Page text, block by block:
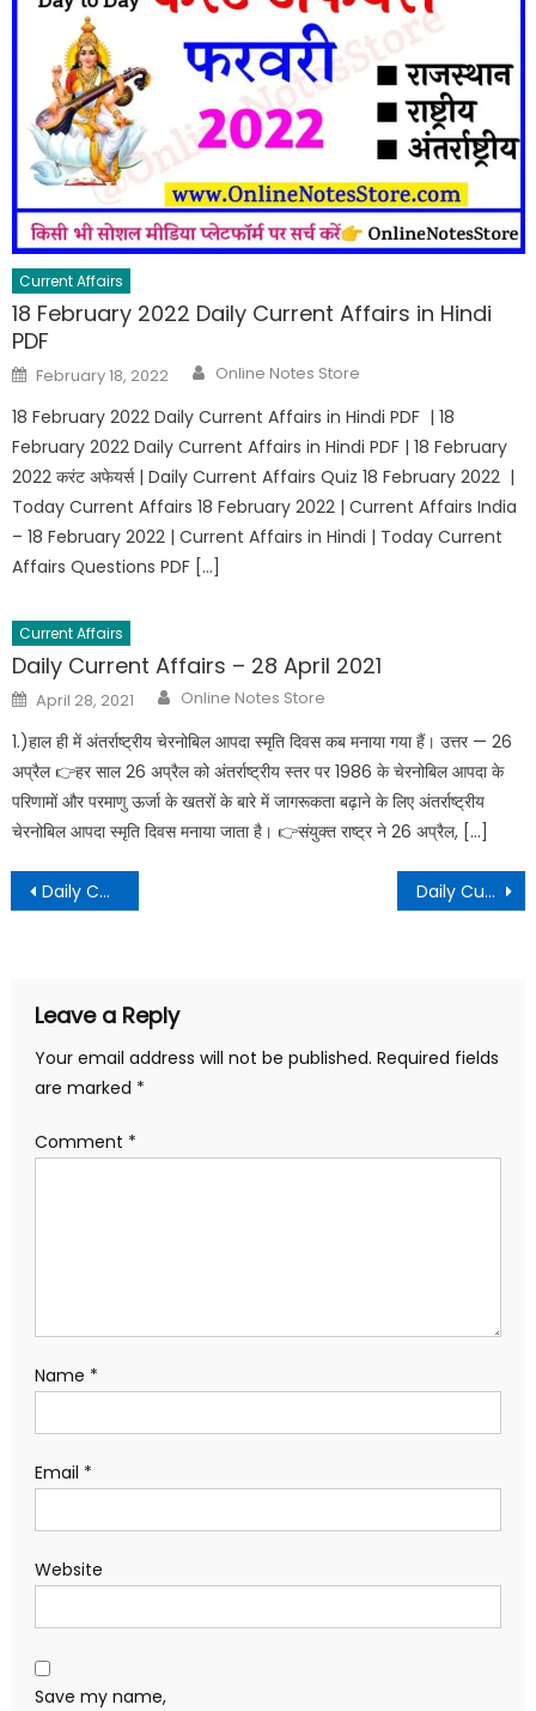
Current Affairs
18 February 2022 Daily Current Affairs in Hindi
PDF
February 18, 2022 Online Notes Store
18 February 2022 Daily Current Affairs in Hindi PDF | 18
February 2022 Daily Current Affairs in Hindi PDF | 18 February
2022 करंट अफेयर्स | Daily Current Affairs Quiz 18 February 2022 |
Today Current Affairs 18 February 2022 | Current Affairs India
– 18 February 2022 | Current Affairs in Hindi | Today Current
Affairs Questions PDF […]
Current Affairs
Daily Current Affairs – 28 April 2021
April 28, 2021 Online Notes Store
1.)हाल ही में अंतर्राष्ट्रीय चेरनोबिल आपदा स्मृति दिवस कब मनाया गया हैं। उत्तर — 26
अप्रैल 👉हर साल 26 अप्रैल को अंतर्राष्ट्रीय स्तर पर 1986 के चेरनोबिल आपदा के
परिणामों और परमाणु ऊर्जा के खतरों के बारे में जागरूकता बढ़ाने के लिए अंतर्राष्ट्रीय
चेरनोबिल आपदा स्मृति दिवस मनाया जाता है। 👉संयुक्त राष्ट्र ने 26 अप्रैल, […]
Daily Current Affairs – 02 November 2021 Daily Current Affairs – 04 November 2021
Leave a Reply
Your email address will not be published. Required fields
are marked *
Comment *
Name *
Email *
Website
Save my name,